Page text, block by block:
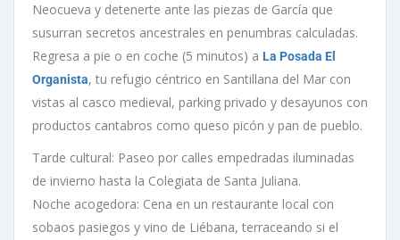
Neocueva y detenerte ante las piezas de García que
susurran secretos ancestrales en penumbras calculadas.
Regresa a pie o en coche (5 minutos) a La Posada El
Organista, tu refugio céntrico en Santillana del Mar con
vistas al casco medieval, parking privado y desayunos con
productos cantabros como queso picón y pan de pueblo.
Tarde cultural: Paseo por calles empedradas iluminadas
de invierno hasta la Colegiata de Santa Juliana.
Noche acogedora: Cena en un restaurante local con
sobaos pasiegos y vino de Liébana, terraceando si el